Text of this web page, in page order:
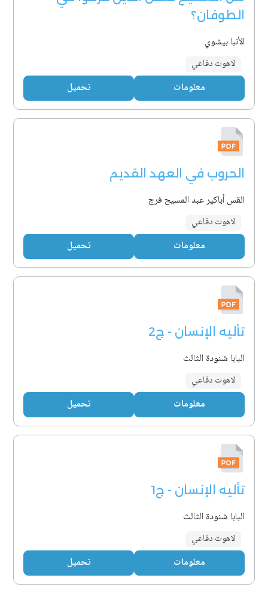
الطوفان؟
الأنبا بيشوي
لاهوت دفاعي
معلومات تحميل
الحروب في العهد القديم
القس أباكير عبد المسيح فرج
لاهوت دفاعي
معلومات تحميل
تأليه الإنسان - ج2
البابا شنودة الثالث
لاهوت دفاعي
معلومات تحميل
تأليه الإنسان - ج1
البابا شنودة الثالث
لاهوت دفاعي
معلومات تحميل